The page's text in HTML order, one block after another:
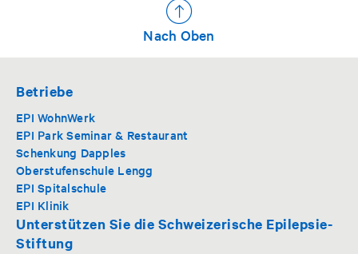
Nach Oben
Betriebe
EPI WohnWerk
EPI Park Seminar & Restaurant
Schenkung Dapples
Oberstufenschule Lengg
EPI Spitalschule
EPI Klinik
Unterstützen Sie die Schweizerische Epilepsie-
Stiftung